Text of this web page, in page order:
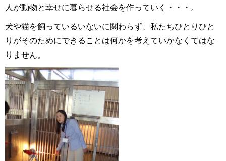
人が動物と幸せに暮らせる社会を作っていく・・・。
犬や猫を飼っているいないに関わらず、私たちひとりひと
りがそのためにできることは何かを考えていかなくてはな
りません。